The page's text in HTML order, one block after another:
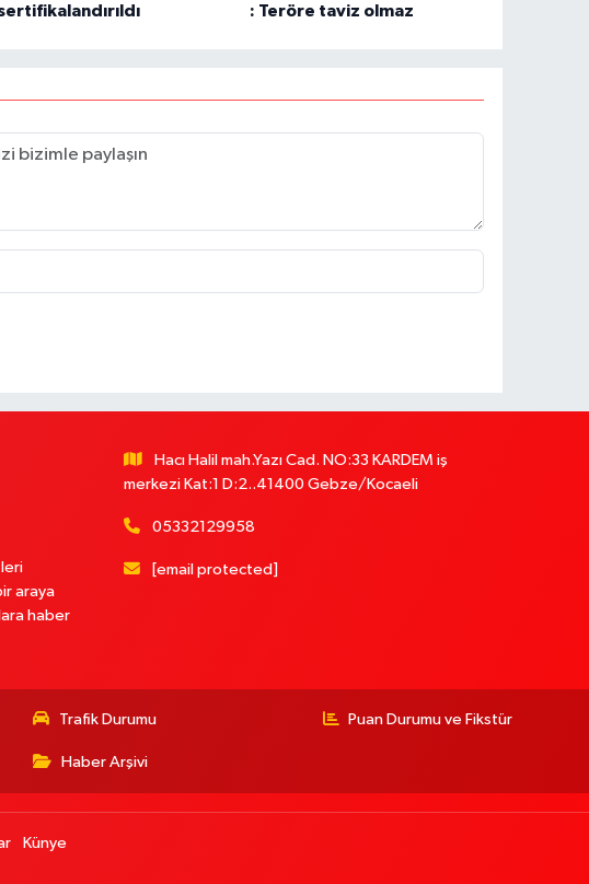
: Teröre taviz olmaz
araya
haber
Hacı Halil mah.Yazı Cad. NO:33 KARDEM iş
merkezi Kat:1 D:2..41400 Gebze/Kocaeli
05332129958
[email protected]
Trafik Durumu Puan Durumu ve Fikstür
Haber Arşivi
Künye